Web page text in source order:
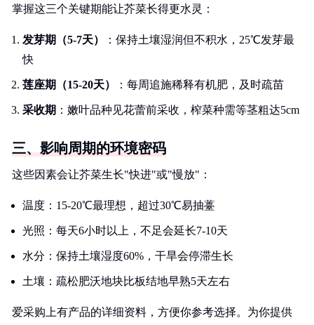
掌握这三个关键期能让芥菜长得更水灵：
发芽期（5-7天）
：保持土壤湿润但不积水，25℃发芽最
快
莲座期（15-20天） ：每周追施稀释有机肥，及时疏苗
采收期 ：嫩叶品种见花蕾前采收，榨菜种需等茎粗达5cm
三、影响周期的环境密码
这些因素会让芥菜生长"快进"或"慢放"：
温度：15-20℃最理想，超过30℃易抽薹
光照：每天6小时以上，不足会延长7-10天
水分：保持土壤湿度60%，干旱会停滞生长
土壤：疏松肥沃地块比板结地早熟5天左右
爱采购上有产品的详细资料，方便你参考选择。为你提供